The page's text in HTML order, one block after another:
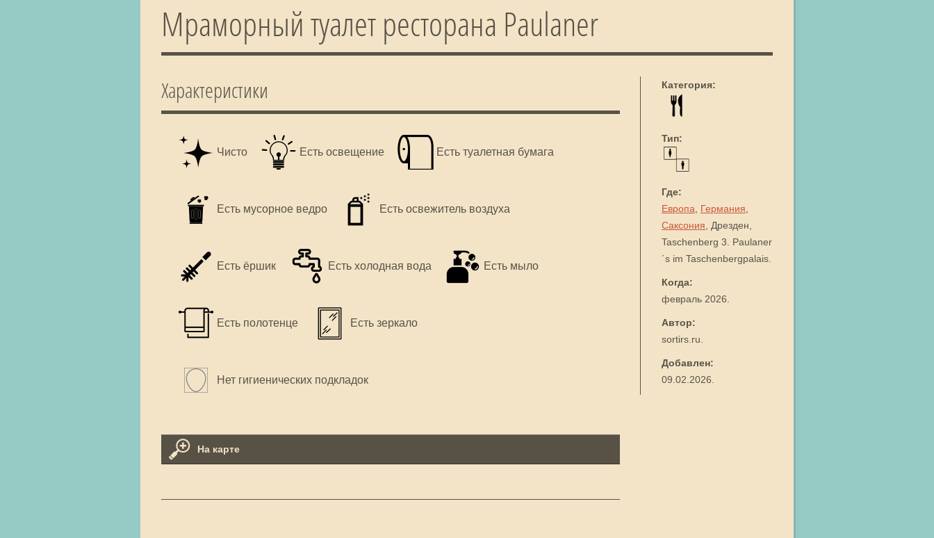
Мраморный туалет ресторана Paulaner
Характеристики
Чисто Есть освещение Есть туалетная бумага
Есть мусорное ведро Есть освежитель воздуха
Есть ёршик Есть холодная вода Есть мыло
Есть полотенце Есть зеркало
Нет гигиенических подкладок
На карте
Категория:
Тип:
Где:
Европа
Германия
Саксония , Дрезден,
Taschenberg 3. Paulaner
´s im Taschenbergpalais.
Когда:
февраль 2026.
Автор:
sortirs.ru.
Добавлен:
09.02.2026.